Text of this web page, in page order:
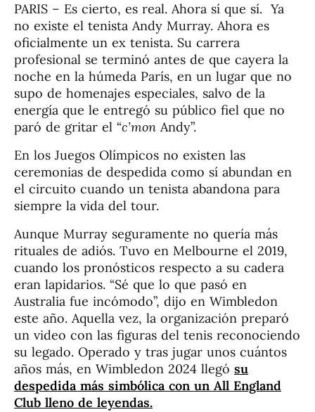
PARIS – Es cierto, es real. Ahora sí que sí. Ya
no existe el tenista Andy Murray. Ahora es
oficialmente un ex tenista. Su carrera
profesional se terminó antes de que cayera la
noche en la húmeda París, en un lugar que no
supo de homenajes especiales, salvo de la
energía que le entregó su público fiel que no
paró de gritar el “c’mon Andy”.
En los Juegos Olímpicos no existen las
ceremonias de despedida como sí abundan en
el circuito cuando un tenista abandona para
siempre la vida del tour.
Aunque Murray seguramente no quería más
rituales de adiós. Tuvo en Melbourne el 2019,
cuando los pronósticos respecto a su cadera
eran lapidarios. “Sé que lo que pasó en
Australia fue incómodo”, dijo en Wimbledon
este año. Aquella vez, la organización preparó
un video con las figuras del tenis reconociendo
su legado. Operado y tras jugar unos cuántos
años más, en Wimbledon 2024 llegó su
despedida más simbólica con un All England
Club lleno de leyendas.